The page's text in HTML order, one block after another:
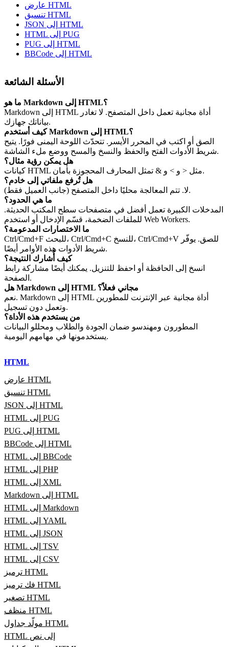
عارض HTML
تنسيق HTML
JSON إلى HTML
HTML إلى PUG
PUG إلى HTML
BBCode إلى HTML
الأسئلة الشائعة
ما هو Markdown إلى HTML؟
Markdown إلى HTML أداة مجانية تعمل داخل المتصفح. لا تغادر
بياناتك جهازك.
كيف أستخدم Markdown إلى HTML؟
الصق أو اكتب في المحرر الأيسر. تتحدّث اللوحة اليمنى فورًا. يتيح
شريط الأدوات الفتح والحفظ والنسخ والمسح ووضع ملء الشاشة.
هل يمكن رؤية مثال؟
كيانات HTML مثل < و > و & تمثل المحارف المحجوزة بأمان.
هل تُرفع ملفاتي إلى خادم؟
لا. تتم المعالجة محليًا داخل المتصفح (جانب العميل فقط).
ما هي الحدود؟
المدخلات الكبيرة تعمل أفضل في متصفحات سطح المكتب الحديثة.
للملفات الضخمة، قسّم الإدخال أو استخدم Web Workers.
ما الاختصارات المدعومة؟
Ctrl/Cmd+F للبحث، Ctrl/Cmd+C للنسخ، Ctrl/Cmd+V للصق. يوفّر
شريط الأدوات هذه الأوامر أيضًا.
كيف أُشارك النتيجة؟
انسخ إلى الحافظة أو احفظ للتنزيل. يمكنك أيضًا مشاركة رابط
الصفحة.
هل Markdown إلى HTML مجاني فعلاً؟
نعم. Markdown إلى HTML أداة مجانية عبر الإنترنت للمطورين
وتعمل دون تسجيل.
من يستخدم هذه الأداة؟
المطورون ومهندسو ضمان الجودة والطلاب ومحللو البيانات
يستخدمونها في مهامهم اليومية.
HTML
عارض HTML
تنسيق HTML
JSON إلى HTML
HTML إلى PUG
PUG إلى HTML
BBCode إلى HTML
HTML إلى BBCode
HTML إلى PHP
HTML إلى XML
Markdown إلى HTML
HTML إلى Markdown
HTML إلى YAML
HTML إلى JSON
HTML إلى TSV
HTML إلى CSV
ترميز HTML
فك ترميز HTML
تصغير HTML
منظف HTML
مولّد جداول HTML
HTML إلى نص